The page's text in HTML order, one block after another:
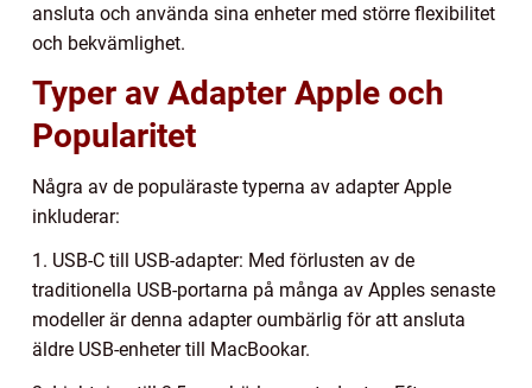
ansluta och använda sina enheter med större flexibilitet
och bekvämlighet.
Typer av Adapter Apple och
Popularitet
Några av de populäraste typerna av adapter Apple
inkluderar:
1. USB-C till USB-adapter: Med förlusten av de
traditionella USB-portarna på många av Apples senaste
modeller är denna adapter oumbärlig för att ansluta
äldre USB-enheter till MacBookar.